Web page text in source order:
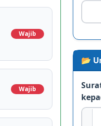
Wajib
Wajib
📂